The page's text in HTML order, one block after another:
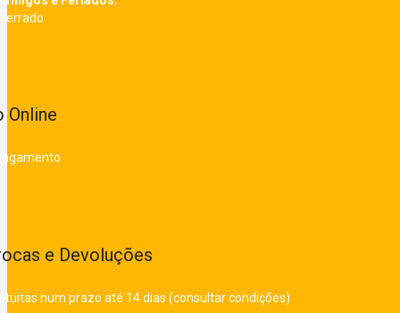
Online
e Devoluções
num prazo até 14 dias (consultar condições)